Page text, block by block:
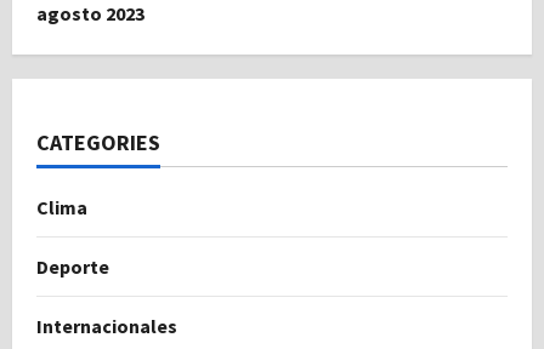
agosto 2023
CATEGORIES
Clima
Deporte
Internacionales